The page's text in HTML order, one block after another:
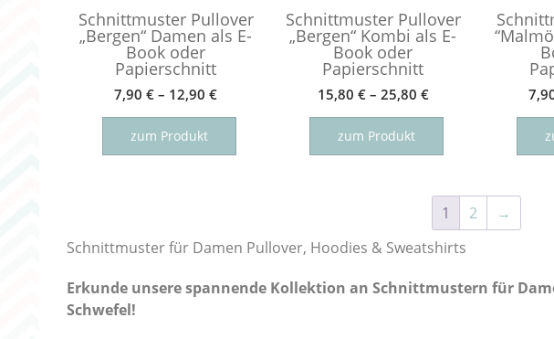
Schnittmuster Pullover
„Bergen“ Damen als E-
Book oder
Papierschnitt
7,90€ – 12,90€
zum Produkt
Dieses
weist
Die
können
Schnittmuster Pullover
„Bergen“ Kombi als E-
Book oder
Papierschnitt
15,80 €– 25,80 €
zum Produkt
Dieses
weist
Varianten
auf.
Die
können
1 2
→
Schnittmuster für Damen Pullover, Hoodies & Sweatshirts
Erkunde unsere spannende Kollektion an Schnittmustern für
Schwefel!